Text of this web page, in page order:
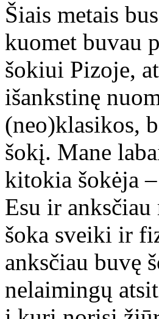
Šiais metais
kuomet buvau
šokiui Pizoje,
išankstinę
(neo)klasikos,
šokį. Mane
kitokia šokėja
Esu ir
šoka sveiki ir
anksčiau buvę
nelaimingų